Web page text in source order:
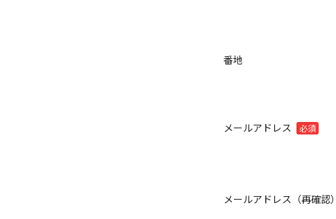
番地
メールアドレス 必須
メールアドレス（再確認）